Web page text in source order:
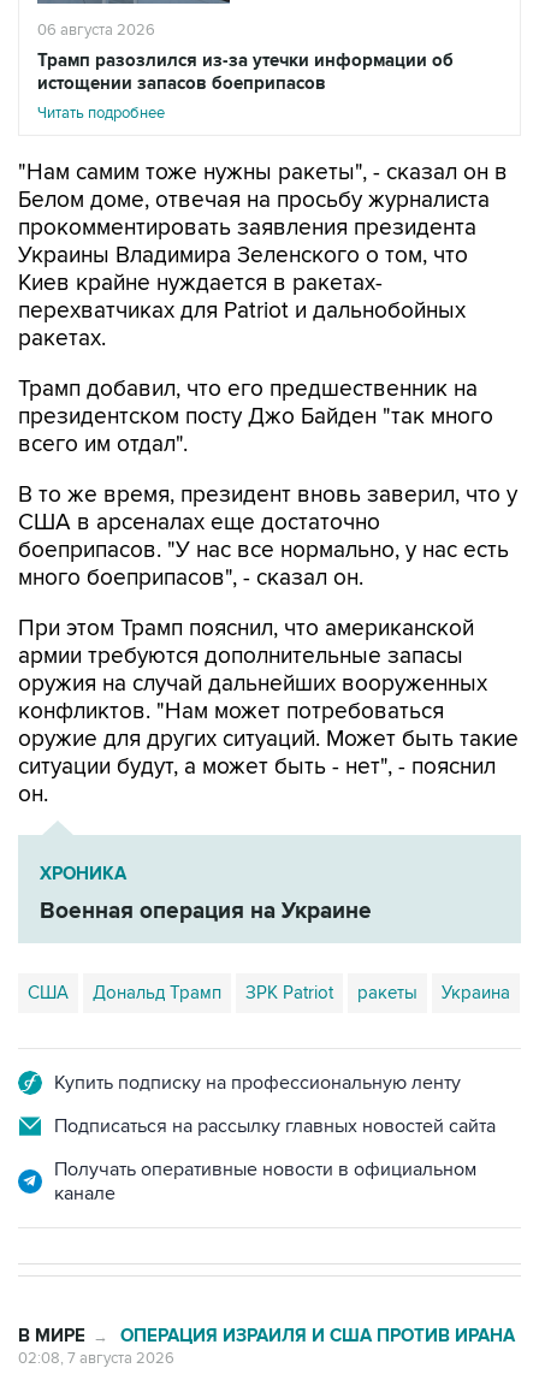
06 августа 2026
Трамп разозлился из-за утечки информации об
истощении запасов боеприпасов
Читать подробнее
"Нам самим тоже нужны ракеты", - сказал он в
Белом доме, отвечая на просьбу журналиста
прокомментировать заявления президента
Украины Владимира Зеленского о том, что
Киев крайне нуждается в ракетах-
перехватчиках для Patriot и дальнобойных
ракетах.
Трамп добавил, что его предшественник на
президентском посту Джо Байден "так много
всего им отдал".
В то же время, президент вновь заверил, что у
США в арсеналах еще достаточно
боеприпасов. "У нас все нормально, у нас есть
много боеприпасов", - сказал он.
При этом Трамп пояснил, что американской
армии требуются дополнительные запасы
оружия на случай дальнейших вооруженных
конфликтов. "Нам может потребоваться
оружие для других ситуаций. Может быть такие
ситуации будут, а может быть - нет", - пояснил
он.
ХРОНИКА
Военная операция на Украине
США Дональд Трамп ЗРК Patriot ракеты Украина
Купить подписку на профессиональную ленту
Подписаться на рассылку главных новостей сайта
Получать оперативные новости в официальном
канале
В МИРЕ → ОПЕРАЦИЯ ИЗРАИЛЯ И США ПРОТИВ ИРАНА
02:08, 7 августа 2026